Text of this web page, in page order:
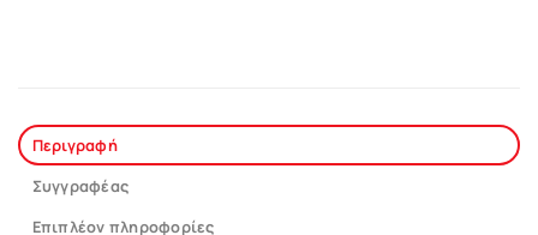
Περιγραφή
Συγγραφέας
Επιπλέον πληροφορίες